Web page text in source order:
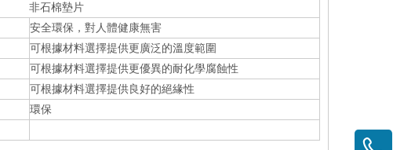
非石棉墊片
安全環保，對人體健康無害
可根據材料選擇提供更廣泛的溫度範圍
可根據材料選擇提供更優異的耐化學腐蝕性
可根據材料選擇提供良好的絕緣性
環保